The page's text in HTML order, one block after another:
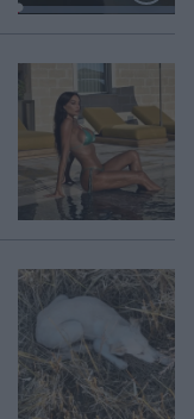
Loaded: